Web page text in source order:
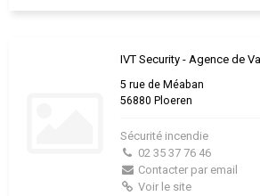
IVT Security - Agence de
5 rue de Méaban
56880 Ploeren
Sécurité incendie
02 35 37 76 46
Contacter par email
Voir le site